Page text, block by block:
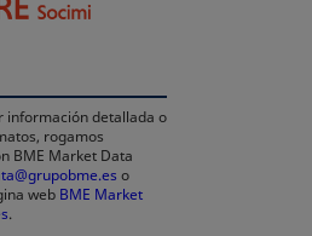
información detallada o
rogamos
BME Market Data
o
web BME Market
.